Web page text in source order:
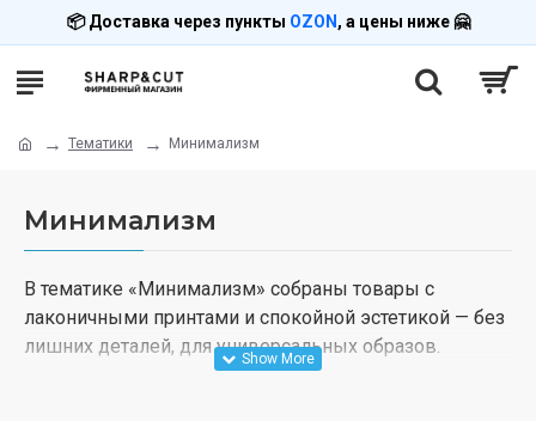
📦 Доставка через пункты OZON , а цены ниже 🤗
Тематики Минимализм
Минимализм
В тематике «Минимализм» собраны товары с
лаконичными принтами и спокойной эстетикой — без
лишних деталей, для универсальных образов.